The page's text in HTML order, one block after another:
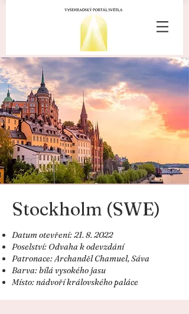
Stockholm (SWE)
Datum otevření:21. 8. 2022
Poselství: Odvaha k odevzdání
Patronace: Archanděl Chamuel, Sáva
Barva: bílá vysokého jasu
Místo: nádvoří královského paláce